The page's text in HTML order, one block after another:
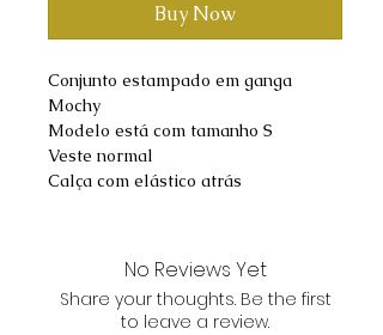
Buy Now
Conjunto estampado em ganga
Mochy
Modelo está com tamanho S
Veste normal
Calça com elástico atrás
No Reviews Yet
Share your thoughts. Be the first
to leave a review.